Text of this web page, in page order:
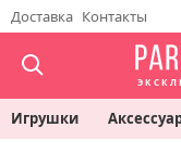
Доставка Контакты
Игрушки